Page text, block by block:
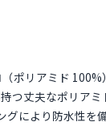
ポリアミド 100%）
つ丈夫なポリア
グにより防水性を